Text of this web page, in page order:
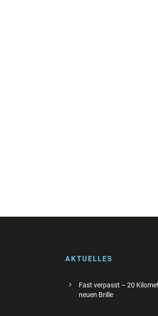
AKTUELLES
Fast verpasst – 20
neuen Brille